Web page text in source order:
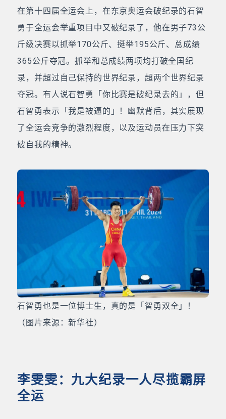
在第十四届全运会上，在东京奥运会破纪录的石智
勇于全运会举重项目中又破纪录了，他在男子73公
斤级决赛以抓举170公斤、挺举195公斤、总成绩
365公斤夺冠。抓举和总成绩两项均打破全国纪
录，并超过自己保持的世界纪录，超两个世界纪录
夺冠。有人说石智勇「你比赛是破纪录去的」，但
石智勇表示「我是被逼的」！幽默背后，其实展现
了全运会竞争的激烈程度，以及运动员在压力下突
破自我的精神。
石智勇也是一位博士生，真的是「智勇双全」！
（图片来源：新华社）
李雯雯：九大纪录一人尽揽霸屏
全运